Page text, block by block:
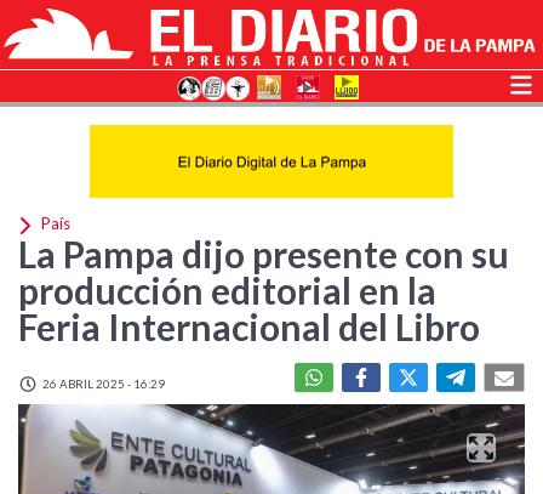
País
La Pampa dijo presente con su
producción editorial en la
Feria Internacional del Libro
26 ABRIL 2025 - 16:29